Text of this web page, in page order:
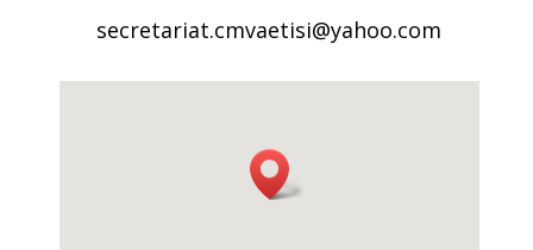
secretariat.cmvaetisi@yahoo.com